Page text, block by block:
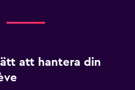
att hantera din